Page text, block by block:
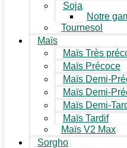
Soja
Notre
Tournesol
Maïs
Maïs Très
Maïs Précoce
Maïs Demi-
Maïs Demi-
Maïs Demi-
Maïs Tardif
Maïs V2 Max
Sorgho